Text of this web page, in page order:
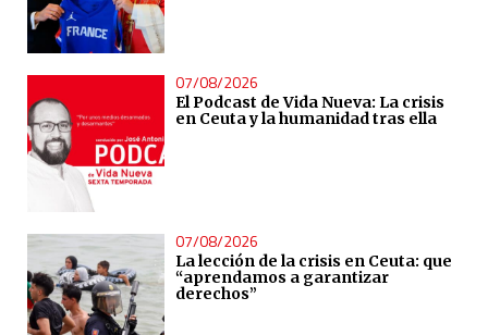
07/08/2026
El Podcast de Vida Nueva: La crisis
en Ceuta y la humanidad tras ella
07/08/2026
La lección de la crisis en Ceuta: que
“aprendamos a garantizar
derechos”